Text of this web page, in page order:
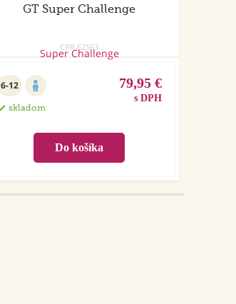
GT Super Challenge
CRR.62563
6-12
skladom
79,95 €
s DPH